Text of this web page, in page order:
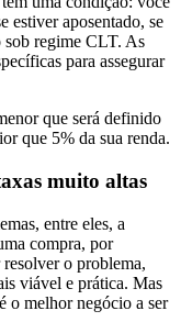
estiver aposentado, se
sob regime CLT. As
para assegurar
que será definido
que 5% da sua renda.
muito altas
entre eles, a
compra, por
o problema,
viável e prática. Mas
o melhor negócio a ser